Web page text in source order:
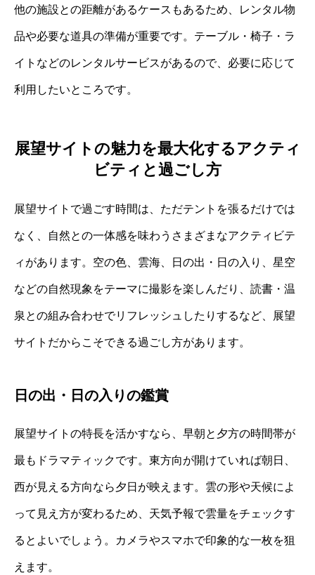
他の施設との距離があるケースもあるため、レンタル物
品や必要な道具の準備が重要です。テーブル・椅子・ラ
イトなどのレンタルサービスがあるので、必要に応じて
利用したいところです。
展望サイトの魅力を最大化するアクティ
ビティと過ごし方
展望サイトで過ごす時間は、ただテントを張るだけでは
なく、自然との一体感を味わうさまざまなアクティビテ
ィがあります。空の色、雲海、日の出・日の入り、星空
などの自然現象をテーマに撮影を楽しんだり、読書・温
泉との組み合わせでリフレッシュしたりするなど、展望
サイトだからこそできる過ごし方があります。
日の出・日の入りの鑑賞
展望サイトの特長を活かすなら、早朝と夕方の時間帯が
最もドラマティックです。東方向が開けていれば朝日、
西が見える方向なら夕日が映えます。雲の形や天候によ
って見え方が変わるため、天気予報で雲量をチェックす
るとよいでしょう。カメラやスマホで印象的な一枚を狙
えます。